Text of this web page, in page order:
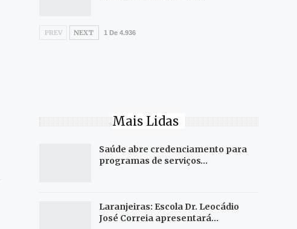
PREV NEXT 1 De 4.936
Mais Lidas
Saúde abre credenciamento para
programas de serviços…
Laranjeiras: Escola Dr. Leocádio
José Correia apresentará…